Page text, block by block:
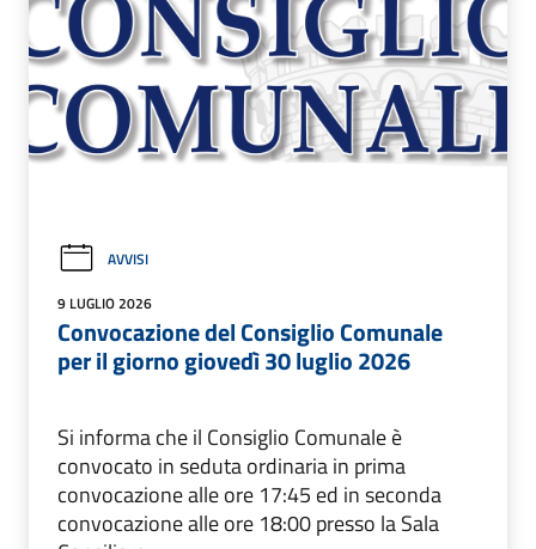
AVVISI
9 LUGLIO 2026
Convocazione del Consiglio Comunale
per il giorno giovedì 30 luglio 2026
Si informa che il Consiglio Comunale è
convocato in seduta ordinaria in prima
convocazione alle ore 17:45 ed in seconda
convocazione alle ore 18:00 presso la Sala